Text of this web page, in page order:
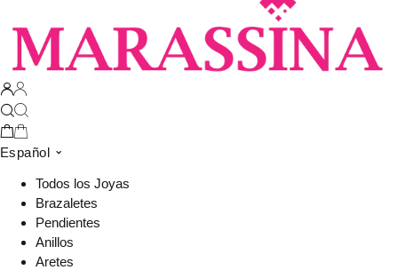
Español
Todos los Joyas
Brazaletes
Pendientes
Anillos
Aretes